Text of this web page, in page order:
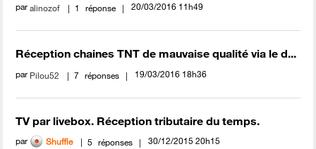
paralinozof 1 réponse ‎20/03/2016 11h49
Réception chaines TNT de mauvaise qualité via le d...
par Pilou52 7 réponses ‎19/03/2016 18h36
TV par livebox. Réception tributaire du temps.
par Shuffle 5 réponses ‎30/12/2015 20h15